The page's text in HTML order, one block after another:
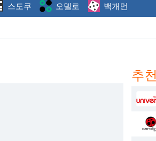
스도쿠 오델로 백개먼
추천